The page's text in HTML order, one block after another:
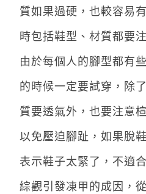
質如果過硬，也較容易
時包括鞋型、材質都要
由於每個人的腳型都有
的時候一定要試穿，除
質要透氣外，也要注意
以免壓迫腳趾，如果脫
表示鞋子太緊了，不適
綜觀引發凍甲的成因，